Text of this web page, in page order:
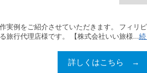
実例をご紹介させていただきます。 フィリ
旅行代理店様です。 【株式会社いい旅様...
詳しくはこちら →